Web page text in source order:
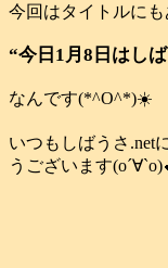
今回はタイトルにも
“今日1月8日はし
なんです(*^O^*)☀️
いつもしばうさ.net
うございます